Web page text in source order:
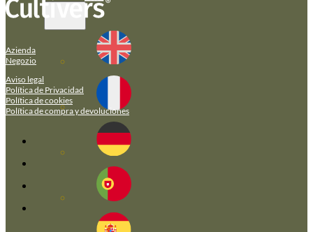
Azienda
Negozio
Aviso legal
Política de Privacidad
Política de cookies
Política de compra y devoluciones